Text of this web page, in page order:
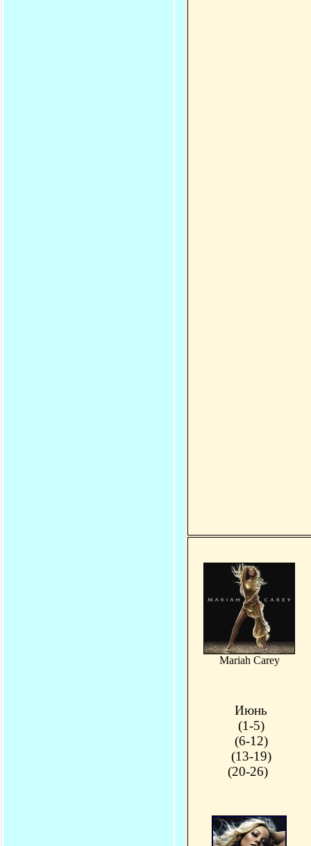
Mariah Carey
Июнь
(1-5)
(6-12)
(13-19)
(20-26)